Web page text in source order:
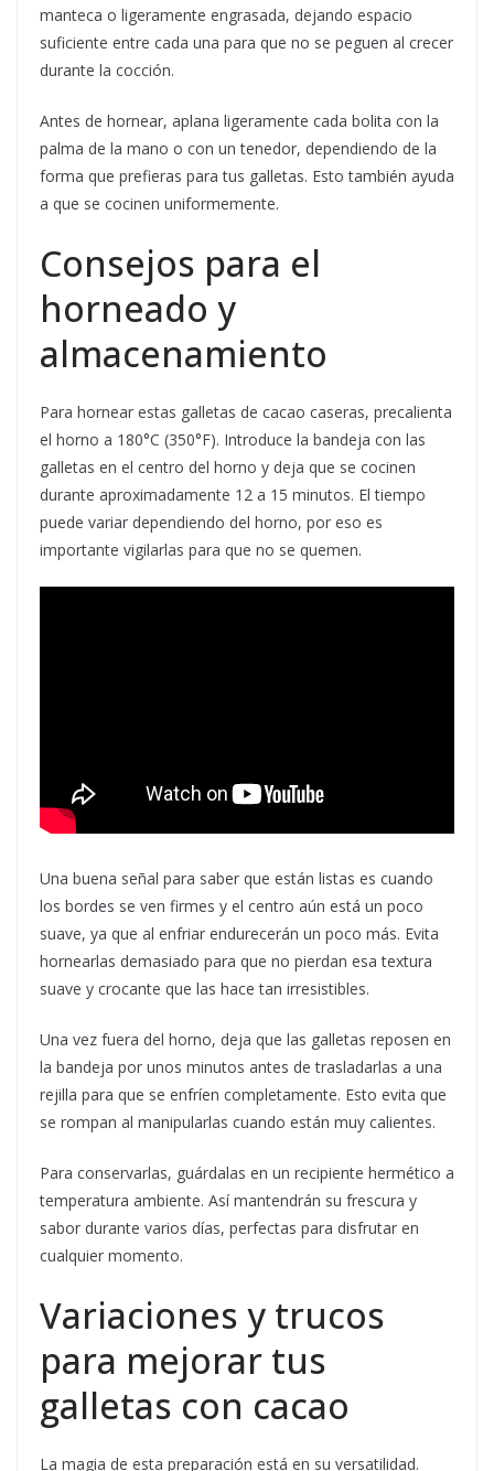
manteca o ligeramente engrasada, dejando espacio
suficiente entre cada una para que no se peguen al crecer
durante la cocción.
Antes de hornear, aplana ligeramente cada bolita con la
palma de la mano o con un tenedor, dependiendo de la
forma que prefieras para tus galletas. Esto también ayuda
a que se cocinen uniformemente.
Consejos para el
horneado y
almacenamiento
Para hornear estas galletas de cacao caseras, precalienta
el horno a 180°C (350°F). Introduce la bandeja con las
galletas en el centro del horno y deja que se cocinen
durante aproximadamente 12 a 15 minutos. El tiempo
puede variar dependiendo del horno, por eso es
importante vigilarlas para que no se quemen.
Una buena señal para saber que están listas es cuando
los bordes se ven firmes y el centro aún está un poco
suave, ya que al enfriar endurecerán un poco más. Evita
hornearlas demasiado para que no pierdan esa textura
suave y crocante que las hace tan irresistibles.
Una vez fuera del horno, deja que las galletas reposen en
la bandeja por unos minutos antes de trasladarlas a una
rejilla para que se enfríen completamente. Esto evita que
se rompan al manipularlas cuando están muy calientes.
Para conservarlas, guárdalas en un recipiente hermético a
temperatura ambiente. Así mantendrán su frescura y
sabor durante varios días, perfectas para disfrutar en
cualquier momento.
Variaciones y trucos
para mejorar tus
galletas con cacao
La magia de esta preparación está en su versatilidad.